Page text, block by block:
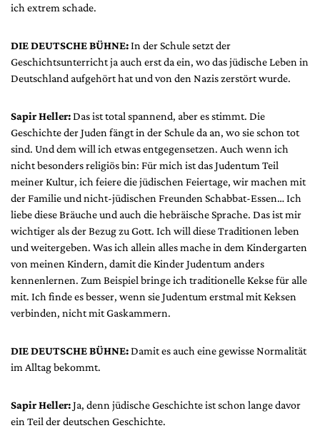
ich extrem schade.
DIE DEUTSCHE BÜHNE:In der Schule setzt der
Geschichtsunterricht ja auch erst da ein, wo das jüdische Leben in
Deutschland aufgehört hat und von den Nazis zerstört wurde.
Sapir Heller:Das ist total spannend, aber es stimmt. Die
Geschichte der Juden fängt in der Schule da an, wo sie schon tot
sind. Und dem will ich etwas entgegensetzen. Auch wenn ich
nicht besonders religiös bin: Für mich ist das Judentum Teil
meiner Kultur, ich feiere die jüdischen Feiertage, wir machen mit
der Familie und nicht-jüdischen Freunden Schabbat-Essen… Ich
liebe diese Bräuche und auch die hebräische Sprache. Das ist mir
wichtiger als der Bezug zu Gott. Ich will diese Traditionen leben
und weitergeben. Was ich allein alles mache in dem Kindergarten
von meinen Kindern, damit die Kinder Judentum anders
kennenlernen. Zum Beispiel bringe ich traditionelle Kekse für alle
mit. Ich finde es besser, wenn sie Judentum erstmal mit Keksen
verbinden, nicht mit Gaskammern.
DIE DEUTSCHE BÜHNE:Damit es auch eine gewisse Normalität
im Alltag bekommt.
Sapir Heller:Ja, denn jüdische Geschichte ist schon lange davor
ein Teil der deutschen Geschichte.